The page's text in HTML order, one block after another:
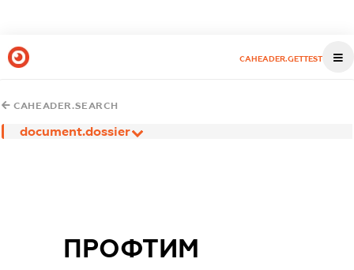
CAHEADER.GETTEST
CAHEADER.SEARCH
document.dossier
ПРОФТИМ